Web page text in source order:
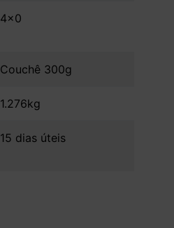
4x0
Couchê 300g
1.276kg
15 dias úteis